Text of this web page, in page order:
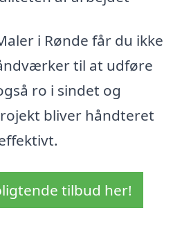
i Rønde får du ikke
til at udføre
ro i sindet og
bliver håndteret
tilbud her!